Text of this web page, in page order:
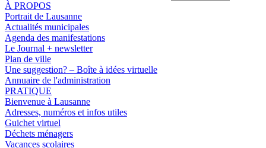
À PROPOS
Portrait de Lausanne
Actualités municipales
Agenda des manifestations
Le Journal + newsletter
Plan de ville
Une suggestion? – Boîte à idées virtuelle
Annuaire de l'administration
PRATIQUE
Bienvenue à Lausanne
Adresses, numéros et infos utiles
Guichet virtuel
Déchets ménagers
Vacances scolaires